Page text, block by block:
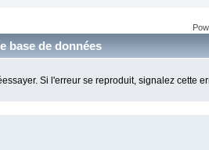
base de données
Si l'erreur se reproduit, signalez cette